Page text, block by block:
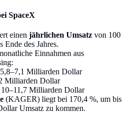
SpaceX
einen jährlichen Umsatz von 100
des Jahres.
Einnahmen aus
Milliarden Dollar
Milliarden Dollar
Milliarden Dollar
(KAGER) liegt bei 170,4 %, um bis
Umsatz zu kommen.